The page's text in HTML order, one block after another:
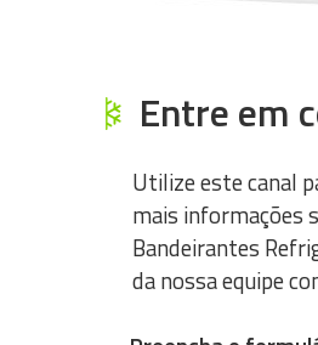
Entre em
Utilize este canal
mais informações
Bandeirantes
da nossa equipe